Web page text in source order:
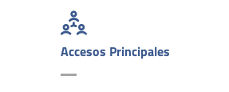
Accesos Principales